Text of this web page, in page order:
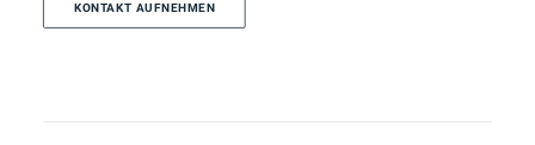
KONTAKT AUFNEHMEN